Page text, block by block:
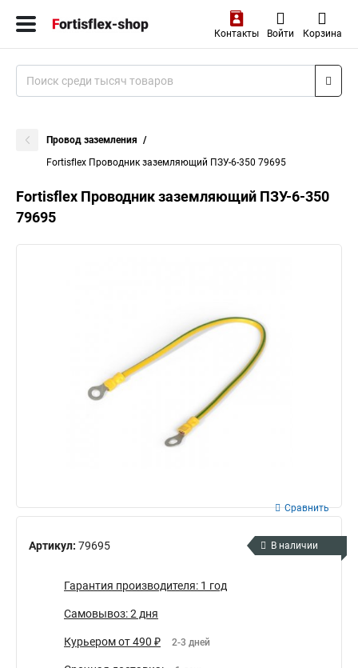
Контакты Войти Корзина
Провод заземления
Fortisflex Проводник заземляющий ПЗУ-6-350 79695
Fortisflex Проводник заземляющий ПЗУ-6-350
79695
Артикул: 79695
Сравнить
В наличии
Гарантия производителя: 1 год
Самовывоз: 2 дня
Курьером от 490 ₽ 2-3 дней